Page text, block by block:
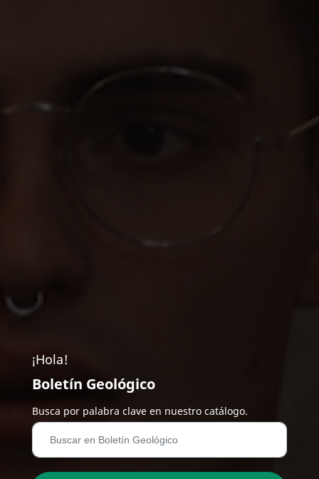
¡Hola!
Boletín Geológico
Busca por palabra clave en nuestro catálogo.